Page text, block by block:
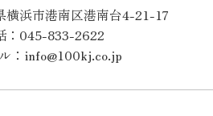
横浜市港南区港南台4-21-17
：045-833-2622
：info@100kj.co.jp